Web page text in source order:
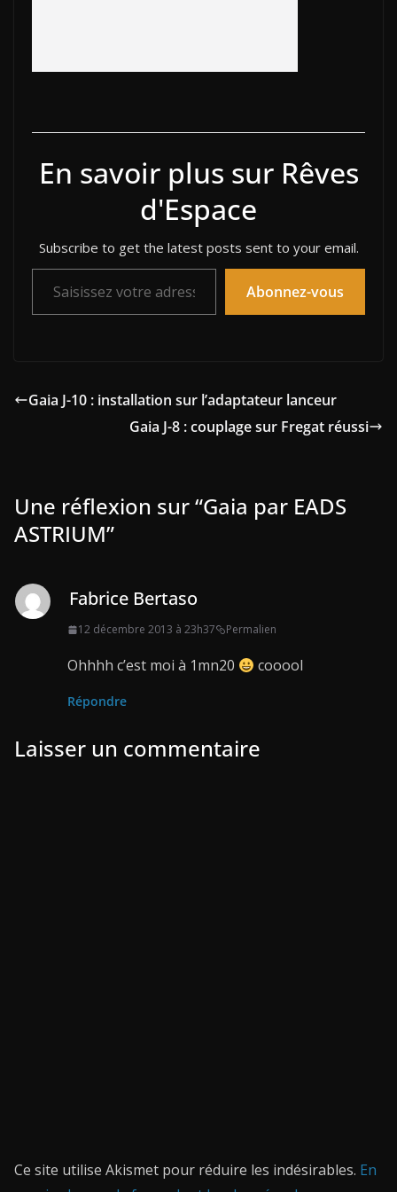
En savoir plus sur Rêves
d'Espace
Subscribe to get the latest posts sent to your email.
Saisissez votre adresse e-mail…
Abonnez-vous
Gaia J-10 : installation sur l’adaptateur lanceur
Gaia J-8 : couplage sur Fregat réussi
Une réflexion sur “Gaia par EADS
ASTRIUM”
Fabrice Bertaso
12 décembre 2013 à 23h37 Permalien
Ohhhh c’est moi à 1mn20 cooool
Répondre
Laisser un commentaire
Ce site utilise Akismet pour réduire les indésirables. En